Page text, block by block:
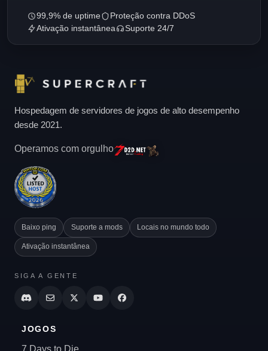
99,9% de uptime
Proteção contra DDoS
Ativação instantânea
Suporte 24/7
Hospedagem de servidores de jogos de alto desempenho
desde 2021.
Operamos com orgulho
Baixo ping Suporte a mods Locais no mundo todo
Ativação instantânea
SIGA A GENTE
JOGOS
7 Days to Die